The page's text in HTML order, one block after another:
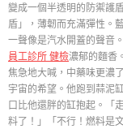
變成一個半透明的防禦護
盾」，薄韌而充滿彈性。
一聲像是汽水開蓋的聲音
員工診所 健檢濃郁的麵香
焦急地大喊，中藥味更濃
宇宙的希望。他跑到蒜泥
口比他還胖的缸抱起。「
料了！」「不行！燃料是